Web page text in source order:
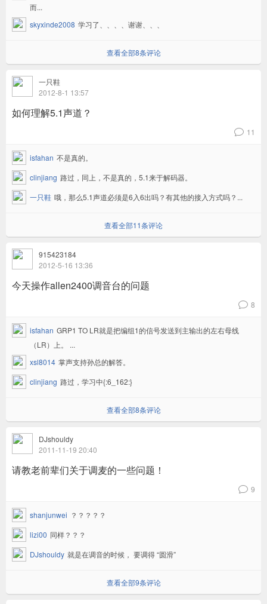
而...
skyxinde2008 学习了、、、、谢谢、、、
查看全部8条评论
一只鞋
2012-8-1 13:57
如何理解5.1声道？
v 11
isfahan 不是真的。
clinjiang 路过，同上，不是真的，5.1来于解码器。
一只鞋 哦，那么5.1声道必须是6入6出吗？有其他的接入方式吗？...
查看全部11条评论
915423184
2012-5-16 13:36
今天操作allen2400调音台的问题
v 8
isfahan GRP1 TO LR就是把编组1的信号发送到主输出的左右母线
（LR）上。 ...
xsl8014 掌声支持孙总的解答。
clinjiang 路过，学习中{:6_162:}
查看全部8条评论
DJshouldy
2011-11-19 20:40
请教老前辈们关于调麦的一些问题！
v 9
shanjunwei ？？？？？
lizi00 同样？？？
DJshouldy 就是在调音的时候， 要调得 “圆滑”
查看全部9条评论